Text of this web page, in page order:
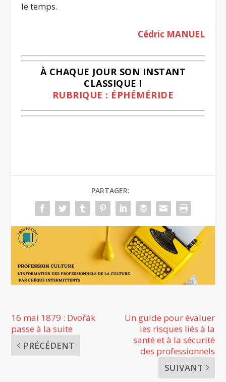
le temps.
Cédric MANUEL
À CHAQUE JOUR SON INSTANT
CLASSIQUE !
RUBRIQUE : ÉPHÉMÉRIDE
PARTAGER:
16 mai 1879 : Dvořák
passe à la suite
PRÉCÉDENT
Un guide pour évaluer
les risques liés à la
santé et à la sécurité
des professionnels
SUIVANT